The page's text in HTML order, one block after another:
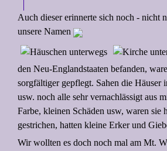
Auch dieser erinnerte sich noch - nicht
unsere Namen
den Neu-Englandstaaten befanden,
sorgfältiger gepflegt. Sahen die
usw. noch alle sehr vernachlässigt aus
Farbe, kleinen Schäden usw, waren sie
gestrichen, hatten kleine Erker und
Wir wollten es doch noch mal am Mt.